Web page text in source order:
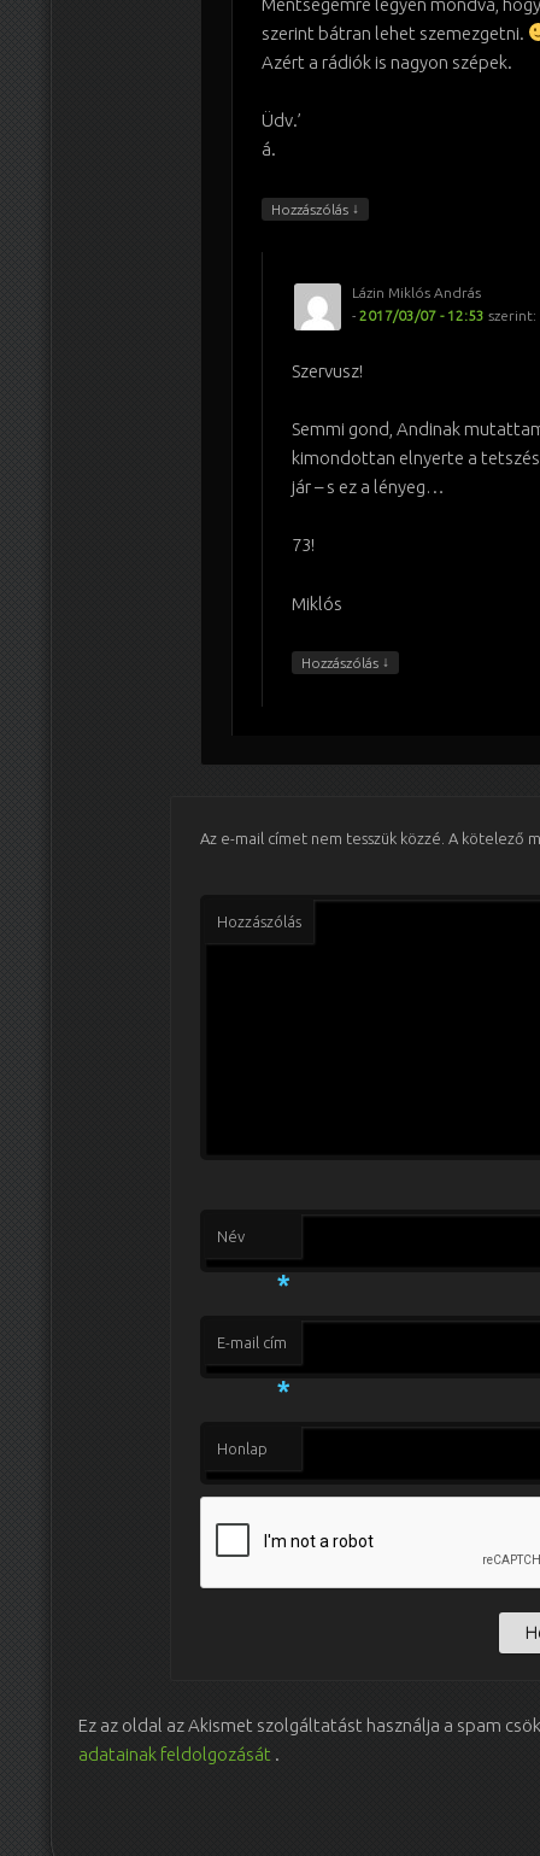
szerint bátran lehet szemezgetni.
Azért a rádiók is nagyon szépek.
Üdv.’
á.
Hozzászólás ↓
Lázin Miklós András
-2017/03/07 - 12:53 szerint:
Szervusz!
Semmi gond, Andinak
kimondottan elnyerte a
jár – s ez a lényeg…
73!
Miklós
Hozzászólás ↓
Az e-mail címet nem tesszük közzé. A kötelező
Hozzászólás
Név
*
E-mail cím
*
Honlap
Ez az oldal az Akismet szolgáltatást használja a spam
adatainak feldolgozását .